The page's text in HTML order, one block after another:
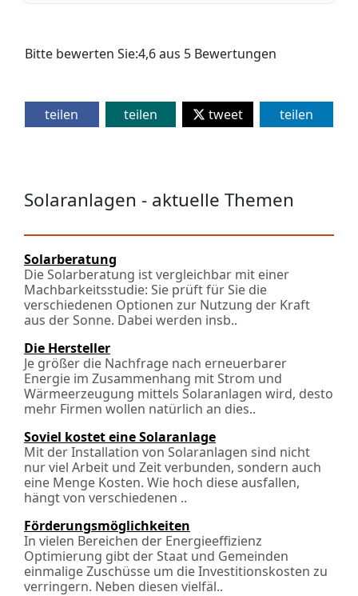
Bitte bewerten Sie:4,6aus 5 Bewertungen
teilen teilen tweet teilen
Solaranlagen - aktuelle Themen
Solarberatung
Die Solarberatung ist vergleichbar mit einer
Machbarkeitsstudie: Sie prüft für Sie die
verschiedenen Optionen zur Nutzung der Kraft
aus der Sonne. Dabei werden ins­b..
Die Hersteller
Je größer die Nachfrage nach erneuerbarer
Energie im Zusammenhang mit Strom und
Wärmeerzeugung mittels Solaranlagen wird, desto
mehr Firmen wollen natürlich an dies..
Soviel kostet eine Solaranlage
Mit der Installation von Solaranlagen sind nicht
nur viel Arbeit und Zeit verbunden, sondern auch
eine Menge Kosten. Wie hoch diese ausfallen,
hängt von verschiedenen ..
Förderungs­möglichkeiten
In vielen Bereichen der Energieeffizienz
Optimierung gibt der Staat und Gemeinden
einmalige Zuschüsse um die Investitionskosten zu
verringern. Neben diesen vielfäl..